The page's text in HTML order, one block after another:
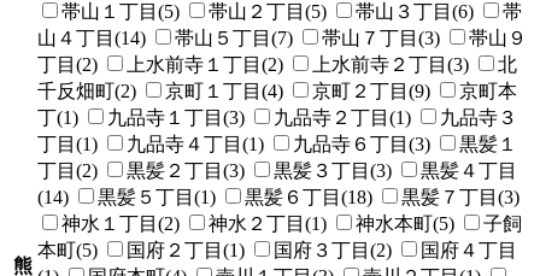
熊
帯山１丁目(5)
帯山２丁目(5) 帯山３丁目(6)
帯
山４丁目(14)
帯山５丁目(7) 帯山７丁目(3)
帯山９
丁目(2)
上水前寺１丁目(2) 上水前寺２丁目(3)
北
千反畑町(2)
京町１丁目(4) 京町２丁目(9)
京町本
丁(1)
九品寺１丁目(3) 九品寺２丁目(1)
九品寺３
丁目(1)
九品寺４丁目(1) 九品寺６丁目(3)
黒髪１
丁目(2)
黒髪２丁目(3) 黒髪３丁目(3)
黒髪４丁目
(14)
黒髪５丁目(1) 黒髪６丁目(18)
黒髪７丁目(3)
神水１丁目(2)
神水２丁目(1) 神水本町(5)
子飼
本町(5)
国府２丁目(1) 国府３丁目(2)
国府４丁目